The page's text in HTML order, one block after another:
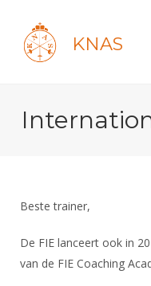
KNAS
Login
Forums
Bond
Lidmaatschap
Tarieven
Reglementen
Recreatiesport
Nieuws
Voor de jeugd
Forums
Beste trainer,
De FIE lanceert ook in
van de FIE Coaching